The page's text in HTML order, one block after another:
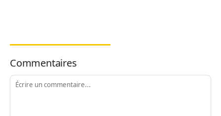
Commentaires